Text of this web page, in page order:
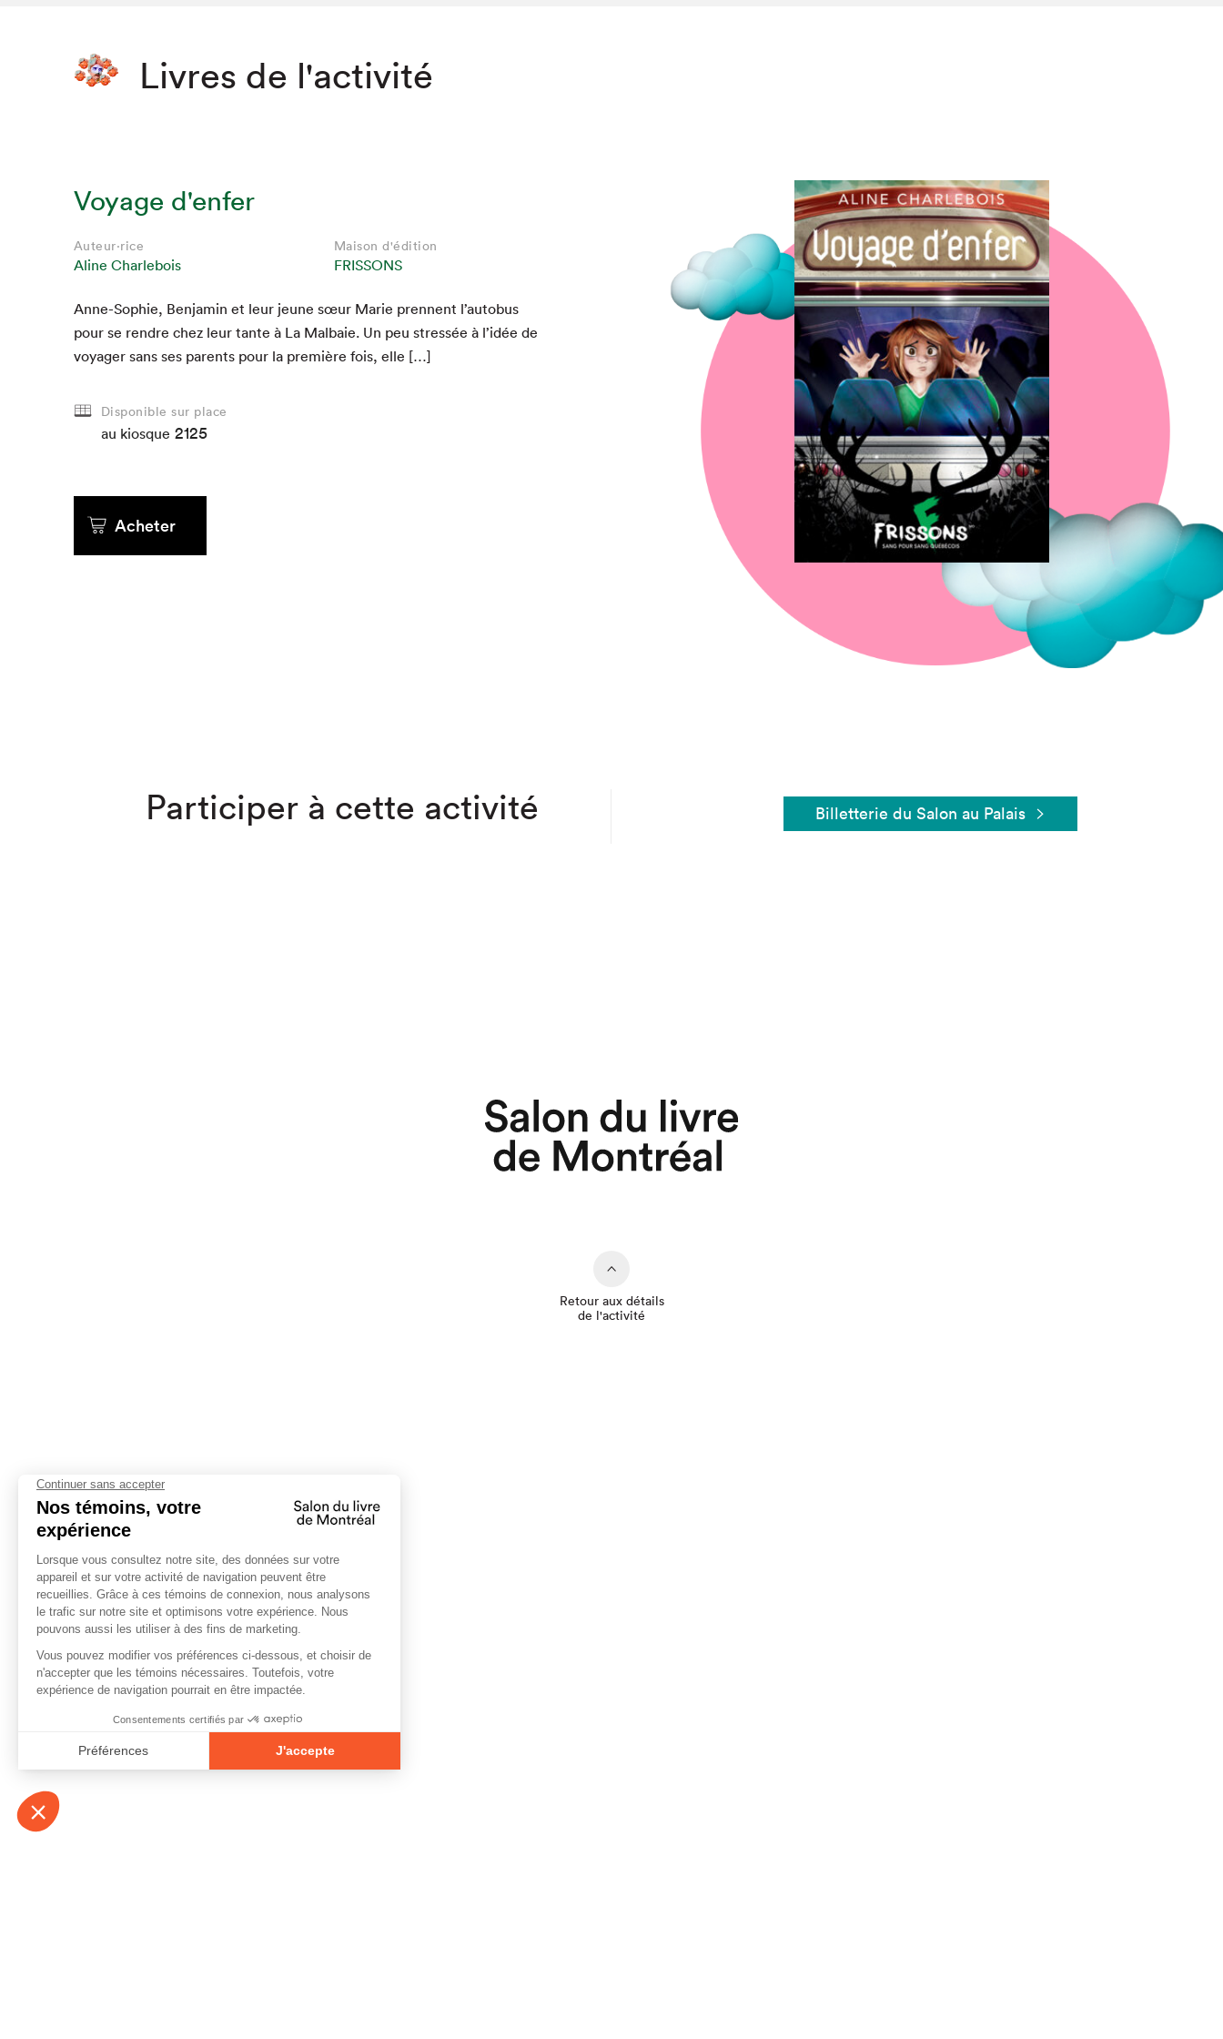
Fermer
Livres de l'activité
Voyage d'enfer
Auteur·rice
Aline Charlebois
Maison d'édition
FRISSONS
Anne-Sophie, Ben­jamin et leur jeune sœur Marie pren­nent l’au­to­bus
pour se ren­dre chez leur tante à La Mal­baie. Un peu stressée à l’idée de
voy­ager sans ses par­ents pour la pre­mière fois, elle […]
Disponible sur place
au kiosque 2125
Acheter
Participer à cette activité Billetterie du Salon au Palais
Retour aux détails
de l'activité